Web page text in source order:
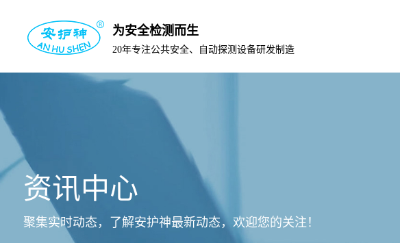
为安全检测而生
20年专注公共安全、自动探测设备研发制造
资讯中心
聚集实时动态，了解安护神最新动态，欢迎您的关注！